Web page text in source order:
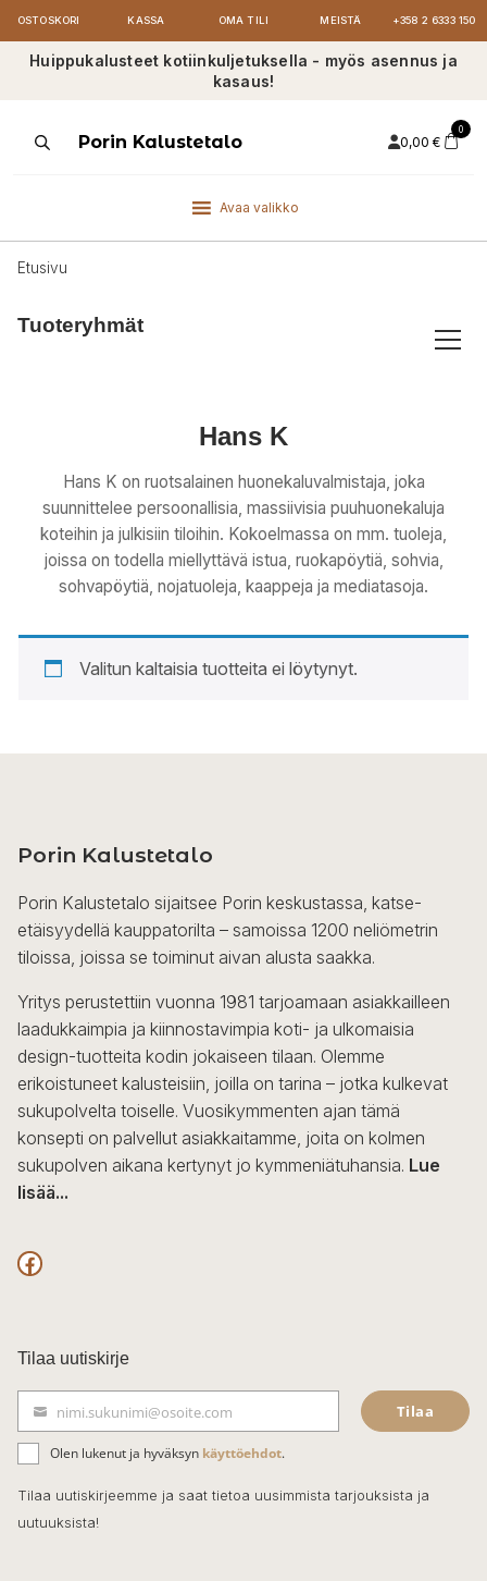
OSTOSKORI KASSA OMA TILI MEISTÄ +358 2 6333 150
Huippukalusteet kotiinkuljetuksella - myös asennus ja
kasaus!
ProductsPorin Kalustetalo 0,00 €
0
Avaa valikko
Etusivu
Tuoteryhmät
Hans K
Hans K on ruotsalainen huonekaluvalmistaja, joka
suunnittelee persoonallisia, massiivisia puuhuonekaluja
koteihin ja julkisiin tiloihin. Kokoelmassa on mm. tuoleja,
joissa on todella miellyttävä istua, ruokapöytiä, sohvia,
sohvapöytiä, nojatuoleja, kaappeja ja mediatasoja.
Valitun kaltaisia tuotteita ei löytynyt.
Porin Kalustetalo
Porin Kalustetalo sijaitsee Porin keskustassa, katse-
etäisyydellä kauppatorilta – samoissa 1200 neliömetrin
tiloissa, joissa se toiminut aivan alusta saakka.
Yritys perustettiin vuonna 1981 tarjoamaan asiakkailleen
laadukkaimpia ja kiinnostavimpia koti- ja ulkomaisia
design-tuotteita kodin jokaiseen tilaan. Olemme
erikoistuneet kalusteisiin, joilla on tarina – jotka kulkevat
sukupolvelta toiselle. Vuosikymmenten ajan tämä
konsepti on palvellut asiakkaitamme, joita on kolmen
sukupolven aikana kertynyt jo kymmeniätuhansia. Lue
lisää...
F
c
e
b
o
o
k
Tilaa uutiskirje
ä
h
k
nimi.sukunimi@osoite.com Tilaa
Olen lukenut ja hyväksyn käyttöehdot.
Tilaa uutiskirjeemme ja saat tietoa uusimmista tarjouksista ja
uutuuksista!